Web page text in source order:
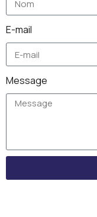
E-mail
Message